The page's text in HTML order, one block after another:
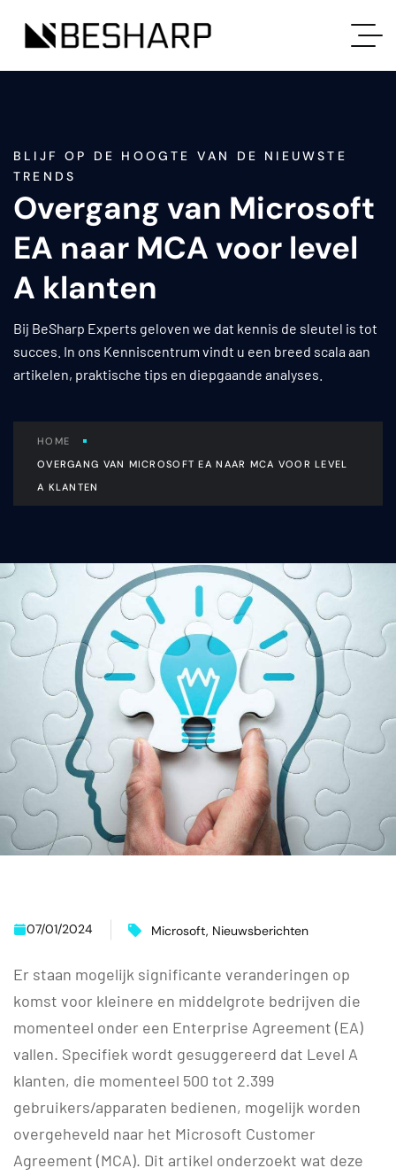
BLIJF OP DE HOOGTE VAN DE NIEUWSTE
TRENDS
Overgang van Microsoft
EA naar MCA voor level
A klanten
Bij BeSharp Experts geloven we dat kennis de sleutel is tot
succes. In ons Kenniscentrum vindt u een breed scala aan
artikelen, praktische tips en diepgaande analyses.
HOME
OVERGANG VAN MICROSOFT EA NAAR MCA VOOR LEVEL
A KLANTEN
07/01/2024 Microsoft, Nieuwsberichten
Er staan mogelijk significante veranderingen op
komst voor kleinere en middelgrote bedrijven die
momenteel onder een Enterprise Agreement (EA)
vallen. Specifiek wordt gesuggereerd dat Level A
klanten, die momenteel 500 tot 2.399
gebruikers/apparaten bedienen, mogelijk worden
overgeheveld naar het Microsoft Customer
Agreement (MCA). Dit artikel onderzoekt wat deze